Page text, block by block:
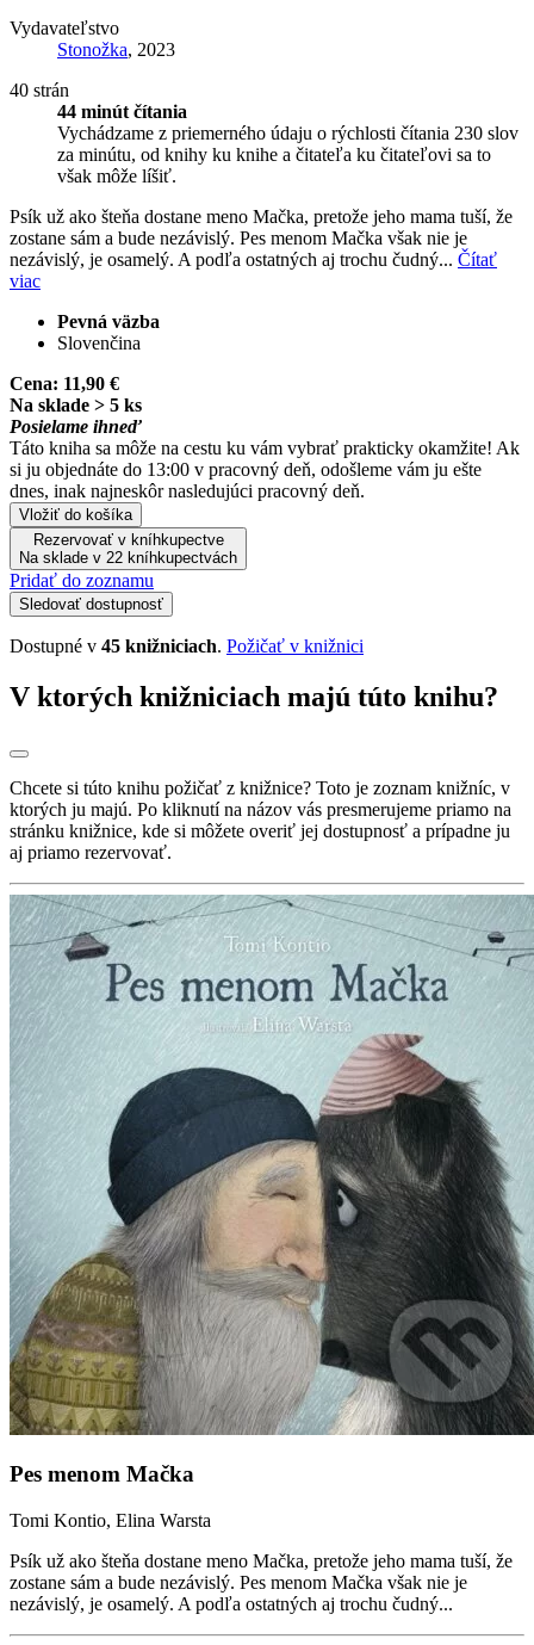
Vydavateľstvo
Stonožka, 2023
40 strán
44 minút čítania
Vychádzame z priemerného údaju o rýchlosti čítania 230 slov
za minútu, od knihy ku knihe a čitateľa ku čitateľovi sa to
však môže líšiť.
Psík už ako šteňa dostane meno Mačka, pretože jeho mama tuší, že
zostane sám a bude nezávislý. Pes menom Mačka však nie je
nezávislý, je osamelý. A podľa ostatných aj trochu čudný... Čítať
viac
Pevná väzba
Slovenčina
Cena: 11,90 €
Na sklade > 5 ks
Posielame ihneď
Táto kniha sa môže na cestu ku vám vybrať prakticky okamžite! Ak
si ju objednáte do 13:00 v pracovný deň, odošleme vám ju ešte
dnes, inak najneskôr nasledujúci pracovný deň.
Vložiť do košíka
Rezervovať v kníhkupectve
Na sklade v 22 kníhkupectvách
Pridať do zoznamu
Sledovať dostupnosť
Dostupné v 45 knižniciach. Požičať v knižnici
V ktorých knižniciach majú túto knihu?
Chcete si túto knihu požičať z knižnice? Toto je zoznam knižníc, v
ktorých ju majú. Po kliknutí na názov vás presmerujeme priamo na
stránku knižnice, kde si môžete overiť jej dostupnosť a prípadne ju
aj priamo rezervovať.
Pes menom Mačka
Tomi Kontio, Elina Warsta
Psík už ako šteňa dostane meno Mačka, pretože jeho mama tuší, že
zostane sám a bude nezávislý. Pes menom Mačka však nie je
nezávislý, je osamelý. A podľa ostatných aj trochu čudný...